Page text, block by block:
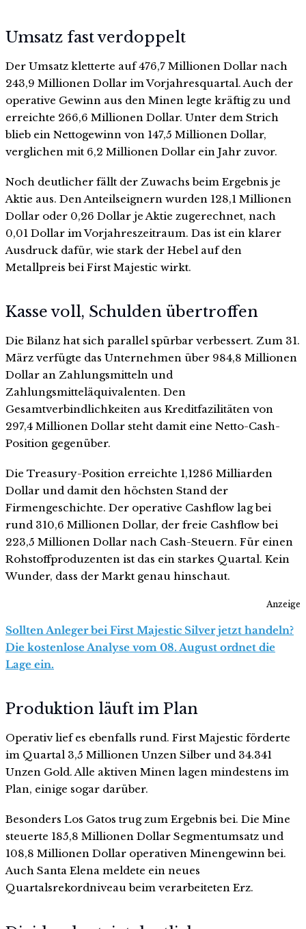
Umsatz fast verdoppelt
Der Umsatz kletterte auf 476,7 Millionen Dollar nach
243,9 Millionen Dollar im Vorjahresquartal. Auch der
operative Gewinn aus den Minen legte kräftig zu und
erreichte 266,6 Millionen Dollar. Unter dem Strich
blieb ein Nettogewinn von 147,5 Millionen Dollar,
verglichen mit 6,2 Millionen Dollar ein Jahr zuvor.
Noch deutlicher fällt der Zuwachs beim Ergebnis je
Aktie aus. Den Anteilseignern wurden 128,1 Millionen
Dollar oder 0,26 Dollar je Aktie zugerechnet, nach
0,01 Dollar im Vorjahreszeitraum. Das ist ein klarer
Ausdruck dafür, wie stark der Hebel auf den
Metallpreis bei First Majestic wirkt.
Kasse voll, Schulden übertroffen
Die Bilanz hat sich parallel spürbar verbessert. Zum 31.
März verfügte das Unternehmen über 984,8 Millionen
Dollar an Zahlungsmitteln und
Zahlungsmitteläquivalenten. Den
Gesamtverbindlichkeiten aus Kreditfazilitäten von
297,4 Millionen Dollar steht damit eine Netto-Cash-
Position gegenüber.
Die Treasury-Position erreichte 1,1286 Milliarden
Dollar und damit den höchsten Stand der
Firmengeschichte. Der operative Cashflow lag bei
rund 310,6 Millionen Dollar, der freie Cashflow bei
223,5 Millionen Dollar nach Cash-Steuern. Für einen
Rohstoffproduzenten ist das ein starkes Quartal. Kein
Wunder, dass der Markt genau hinschaut.
Anzeige
Sollten Anleger bei First Majestic Silver jetzt handeln?
Die kostenlose Analyse vom 08. August ordnet die
Lage ein.
Produktion läuft im Plan
Operativ lief es ebenfalls rund. First Majestic förderte
im Quartal 3,5 Millionen Unzen Silber und 34.341
Unzen Gold. Alle aktiven Minen lagen mindestens im
Plan, einige sogar darüber.
Besonders Los Gatos trug zum Ergebnis bei. Die Mine
steuerte 185,8 Millionen Dollar Segmentumsatz und
108,8 Millionen Dollar operativen Minengewinn bei.
Auch Santa Elena meldete ein neues
Quartalsrekordniveau beim verarbeiteten Erz.